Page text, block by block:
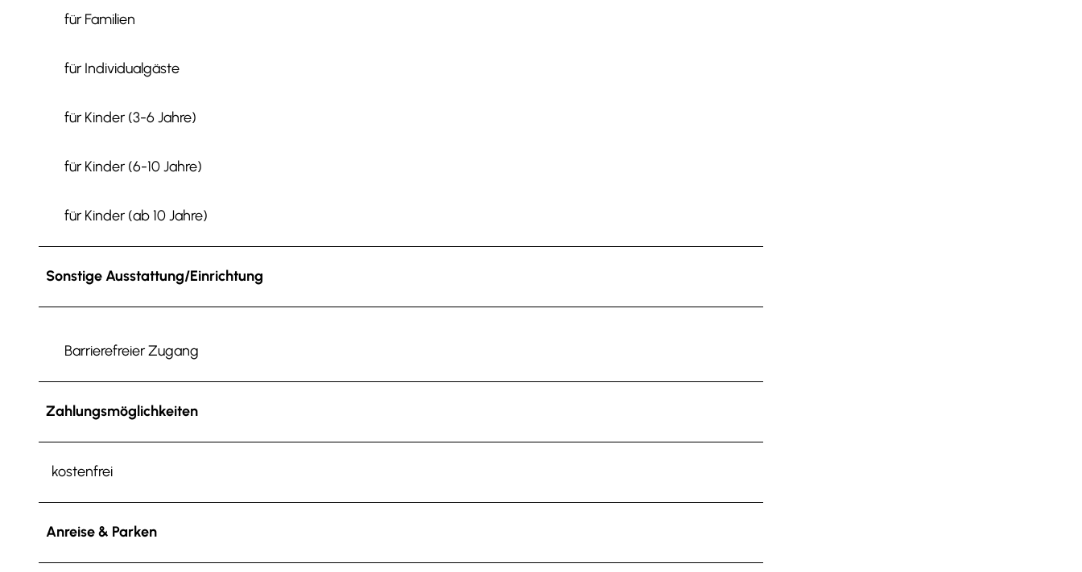
für Familien
für Individualgäste
für Kinder (3-6 Jahre)
für Kinder (6-10 Jahre)
für Kinder (ab 10 Jahre)
Sonstige Ausstattung/Einrichtung
Barrierefreier Zugang
Zahlungsmöglichkeiten
kostenfrei
Anreise & Parken